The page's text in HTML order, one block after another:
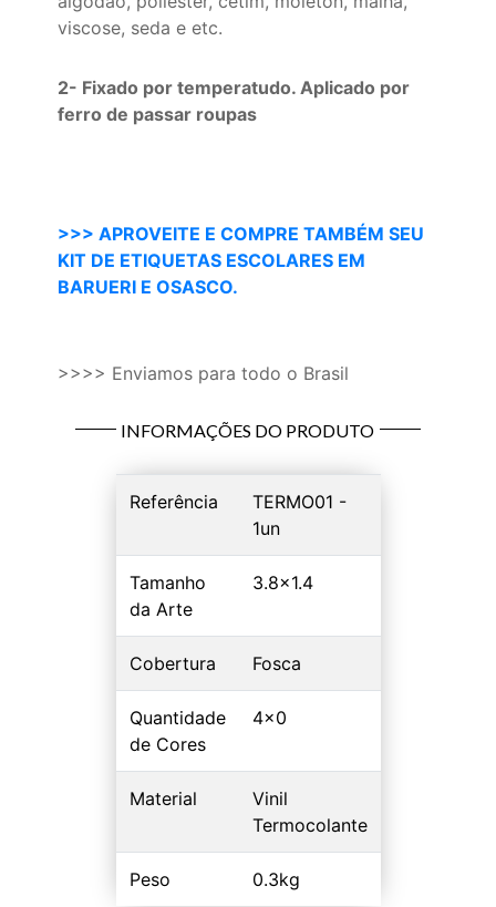
viscose, seda e etc.
2- Fixado por temperatudo. Aplicado por
ferro de passar roupas
>>> APROVEITE E COMPRE TAMBÉM SEU
KIT DE ETIQUETAS ESCOLARES EM
BARUERI E OSASCO.
>>>> Enviamos para todo o Brasil
INFORMAÇÕES DO PRODUTO
Referência
TERMO01 -
1un
Tamanho
da Arte
3.8x1.4
Cobertura Fosca
Quantidade
de Cores
4x0
Material
Vinil
Termocolante
Peso 0.3kg